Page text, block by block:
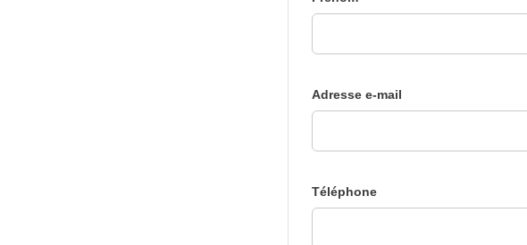
Adresse e-mail
Téléphone